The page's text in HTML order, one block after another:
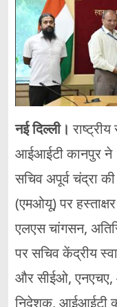
नई दिल्ली।
आईआईटी कानपुर ने
सचिव अपूर्व चंद्रा
(एमओयू) पर
एलएस चांगसन,
पर सचिव केंद्रीय
और सीईओ, एनएचए,
निदेशक, आईआईटी